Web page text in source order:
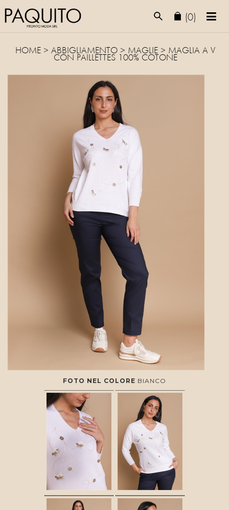
(0)
HOME > ABBIGLIAMENTO > MAGLIE > MAGLIA A V
CON PAILLETTES 100% COTONE
FOTO NEL COLORE BIANCO